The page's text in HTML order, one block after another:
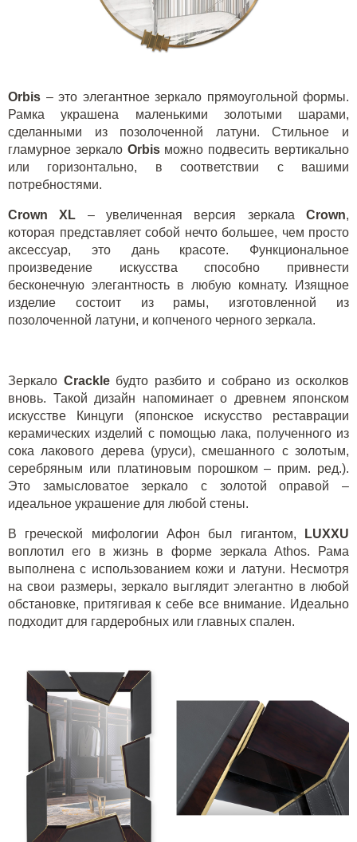
Orbis – это элегантное зеркало прямоугольной формы.
Рамка украшена маленькими золотыми шарами,
сделанными из позолоченной латуни. Стильное и
гламурное зеркало Orbis можно подвесить вертикально
или горизонтально, в соответствии с вашими
потребностями.
Crown XL – увеличенная версия зеркалаCrown,
которая представляет собой нечто большее, чем просто
аксессуар, это дань красоте. Функциональное
произведение искусства способно привнести
бесконечную элегантность в любую комнату. Изящное
изделие состоит из рамы, изготовленной из
позолоченной латуни, и копченого черного зеркала.
Зеркало Crackle будто разбито и собрано из осколков
вновь. Такой дизайн напоминает о древнем японском
искусстве Кинцуги (японское искусство реставрации
керамических изделий с помощью лака, полученного из
сока лакового дерева (уруси), смешанного с золотым,
серебряным или платиновым порошком – прим. ред.).
Это замысловатое зеркало с золотой оправой –
идеальное украшение для любой стены.
В греческой мифологии Афон был гигантом,
LUXXU
воплотил его в жизнь в форме зеркала Athos. Рама
выполнена с использованием кожи и латуни. Несмотря
на свои размеры, зеркало выглядит элегантно в любой
обстановке, притягивая к себе все внимание. Идеально
подходит для гардеробных или главных спален.